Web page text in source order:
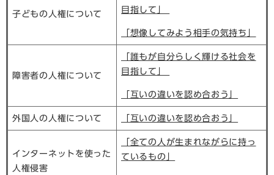
子どもの人権について
目指して」
「想像してみよう相手の気持ち」
障害者の人権について
「誰もが自分らしく輝ける社会を
目指して」
「互いの違いを認め合おう」
外国人の人権について 「互いの違いを認め合おう」
インターネットを使った
人権侵害
「全ての人が生まれながらに持っ
ているもの」